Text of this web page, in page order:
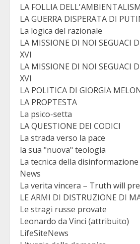
LA FOLLIA
LA GUERRA DISPERATA DI
La logica del razionale
LA MISSIONE DI NOI SEGUACI
XVI
LA MISSIONE DI NOI SEGUACI
XVI
LA POLITICA DI GIORGIA
LA PROPTESTA
La psico-setta
LA QUESTIONE DEI CODICI
La strada verso la pace
la sua "nuova" teologia
La tecnica della disinformazione
News
La verita vincera – Truth will
LE ARMI DI DISTRUZIONE DI
Le stragi russe provate
Leonardo da Vinci (attribuito)
LifeSiteNews